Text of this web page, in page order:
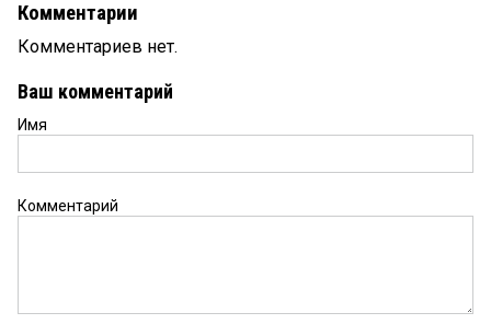
Комментарии
Комментариев нет.
Ваш комментарий
Имя
Комментарий